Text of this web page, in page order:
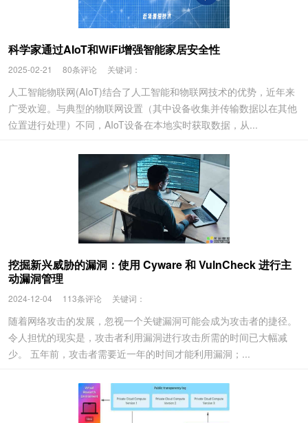
科学家通过AIoT和WiFi增强智能家居安全性
2025-02-21 80条评论 关键词：
人工智能物联网(AIoT)结合了人工智能和物联网技术的优势，近年来
广受欢迎。与典型的物联网设置（其中设备收集并传输数据以在其他
位置进行处理）不同，AIoT设备在本地实时获取数据，从...
挖掘新兴威胁的漏洞：使用 Cyware 和 VulnCheck 进行主
动漏洞管理
2024-12-04 113条评论 关键词：
随着网络攻击的发展，忽视一个关键漏洞可能会成为攻击者的捷径。
令人担忧的现实是，攻击者利用漏洞进行攻击所需的时间已大幅减
少。 五年前，攻击者需要近一年的时间才能利用漏洞；...